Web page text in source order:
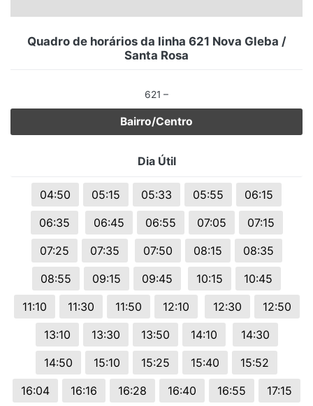
Quadro de horários da linha 621 Nova Gleba /
Santa Rosa
621 –
Bairro/Centro
Dia Útil
04:50 05:15 05:33 05:55
06:15
06:35
06:45 06:55 07:05
07:15
07:25
07:35 07:50 08:15
08:35
08:55
09:15 09:45 10:15
10:45
11:10
11:30 11:50 12:10 12:30
12:50
13:10
13:30 13:50 14:10
14:30
14:50
15:10 15:25 15:40
15:52
16:04
16:16 16:28 16:40 16:55
17:15